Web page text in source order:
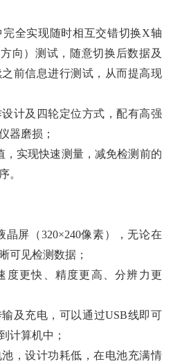
全实现随时相互交错切换X轴
向）测试，随意切换后数据及
前信息进行测试，从而提高现
计及四轮定位方式，配有高强
器磨损；
，实现快速测量，减免检测前的
。
晶屏（320×240像素），无论在
可见检测数据；
度更快、精度更高、分辨力更
及充电，可以通过USB线即可
计算机中；
，设计功耗低，在电池充满情